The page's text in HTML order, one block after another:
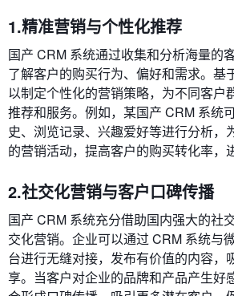
1.精准营销与个性化推荐
国产 CRM 系统通过收集和分析海量的
了解客户的购买行为、偏好和需求。基
以制定个性化的营销策略，为不同客户
推荐和服务。例如，某国产 CRM 系统
史、浏览记录、兴趣爱好等进行分析，
的营销活动，提高客户的购买转化率，
2.社交化营销与客户口碑传播
国产 CRM 系统充分借助国内强大的社
交化营销。企业可以通过 CRM 系统与
台进行无缝对接，发布有价值的内容，
享。当客户对企业的品牌和产品产生好